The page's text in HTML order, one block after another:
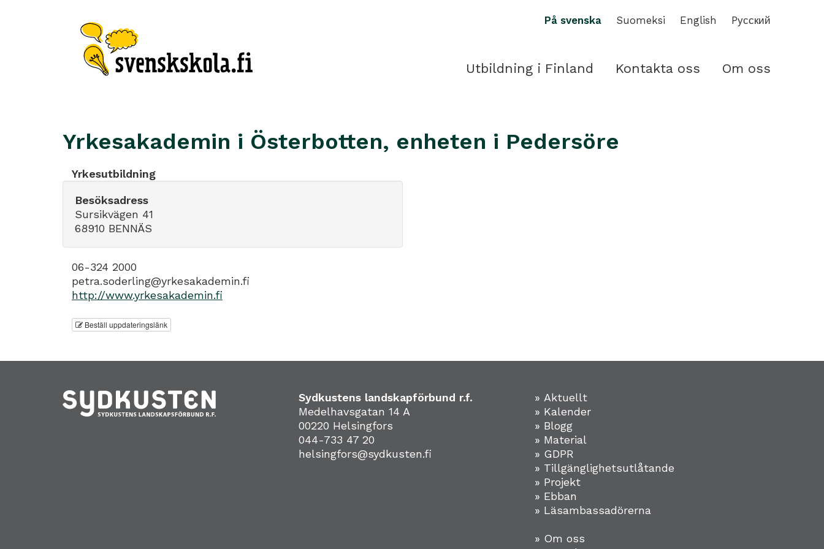
På svenska Suomeksi English Pусский
Utbildning i Finland Kontakta oss Om oss
Yrkesakademin i Österbotten, enheten i Pedersöre
Yrkesutbildning
Besöksadress
Sursikvägen 41
68910 BENNÄS
06-324 2000
petra.soderling@yrkesakademin.fi
http://www.yrkesakademin.fi
Beställ uppdateringslänk
Sydkustens landskapförbund r.f.
Medelhavsgatan 14 A
00220 Helsingfors
044-733 47 20
helsingfors@sydkusten.fi
» Aktuellt
» Kalender
» Blogg
» Material
» GDPR
» Tillgänglighetsutlåtande
» Projekt
» Ebban
» Läsambassadörerna
» Om oss